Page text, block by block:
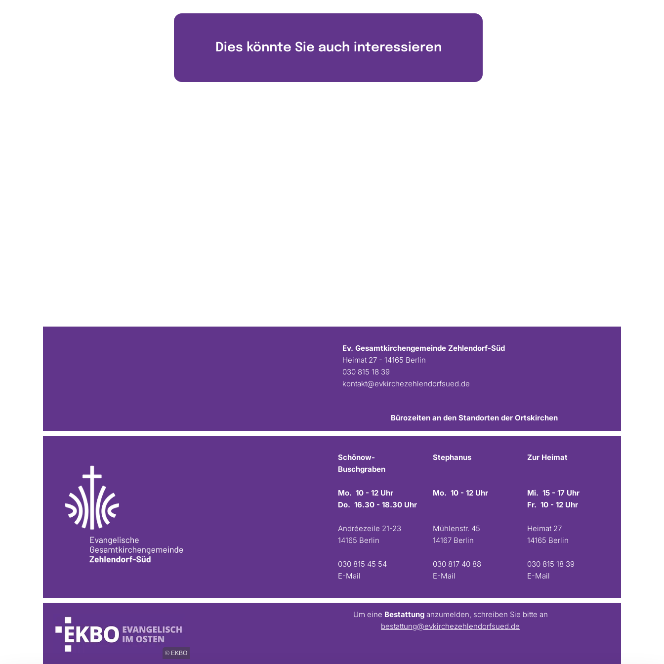
Dies könnte Sie auch interessieren
Ev. Gesamtkirchengemeinde Zehlendorf-Süd
Heimat 27 - 14165 Berlin
030 815 18 39
kontakt@evkirchezehlendorfsued.de
Bürozeiten an den Standorten der Ortskirchen
Schönow-
Buschgraben
Mo. 10 - 12 Uhr
Do. 16.30 - 18.30 Uhr
Andréezeile 21-23
14165 Berlin
030 815 45 54
E-Mail
Stephanus
Mo. 10 - 12 Uhr
Mühlenstr. 45
14167 Berlin
030 817 40 88
E-Mail
Zur Heimat
Mi. 15 - 17 Uhr
Fr. 10 - 12 Uhr
Heimat 27
14165 Berlin
030 815 18 39
E-Mail
© EKBO
Um eine Bestattunganzumelden, schreiben Sie bitte an
bestattung@evkirchezehlendorfsued.de